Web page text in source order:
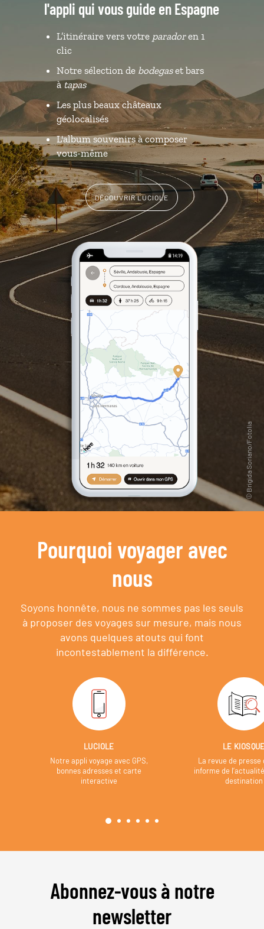
l'appli qui vous guide en Espagne
L’itinéraire vers votre paradoren 1
clic
Notre sélection de bodegaset bars
àtapas
Les plus beaux châteaux
géolocalisés
L'album souvenirs à composer
vous-même
DÉCOUVRIR LUCIOLE
Pourquoi voyager avec
nous
Soyons honnête, nous ne sommes pas les seuls
à proposer des voyages sur mesure, mais nous
avons quelques atouts qui font
incontestablement la différence.
LUCIOLE
Notre appli voyage avec GPS,
bonnes adresses et carte
interactive
LE
La revue de presse
informe de
destination
Abonnez-vous à notre
newsletter